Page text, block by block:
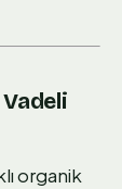
organik